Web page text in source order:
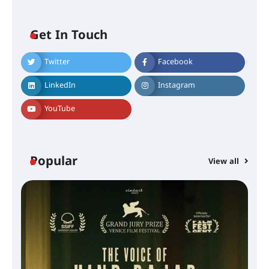
Get In Touch
Twitter Facebook
LinkedIn Instagram
YouTube
Popular View all
സെന്റ് ജോസഫ്സ് കോളജ്
കോമേഴ്‌സ് അസോസിയേഷന്
തുടക്കമായി